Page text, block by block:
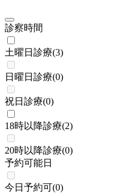
診察時間
土曜日診療(3)
日曜日診療(0)
祝日診療(0)
18時以降診療(2)
20時以降診療(0)
予約可能日
今日予約可(0)